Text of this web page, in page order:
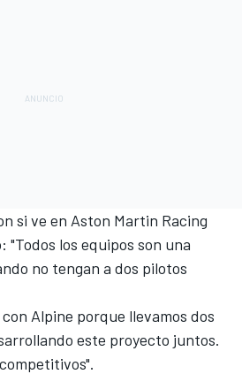
si ve en Aston Martin Racing
los equipos son una
no tengan a dos pilotos
Alpine porque llevamos dos
este proyecto juntos.